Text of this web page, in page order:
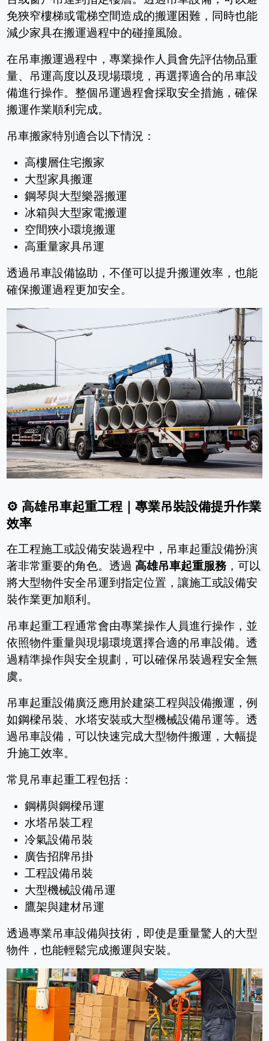
免狹窄樓梯或電梯空間造成的搬運困難，同時也能
減少家具在搬運過程中的碰撞風險。
在吊車搬運過程中，專業操作人員會先評估物品重
量、吊運高度以及現場環境，再選擇適合的吊車設
備進行操作。整個吊運過程會採取安全措施，確保
搬運作業順利完成。
吊車搬家特別適合以下情況：
高樓層住宅搬家
大型家具搬運
鋼琴與大型樂器搬運
冰箱與大型家電搬運
空間狹小環境搬運
高重量家具吊運
透過吊車設備協助，不僅可以提升搬運效率，也能
確保搬運過程更加安全。
⚙ ️高雄吊車起重工程｜專業吊裝設備提升作業
效率
在工程施工或設備安裝過程中，吊車起重設備扮演
著非常重要的角色。透過 高雄吊車起重服務 ，可以
將大型物件安全吊運到指定位置，讓施工或設備安
裝作業更加順利。
吊車起重工程通常會由專業操作人員進行操作，並
依照物件重量與現場環境選擇合適的吊車設備。透
過精準操作與安全規劃，可以確保吊裝過程安全無
虞。
吊車起重設備廣泛應用於建築工程與設備搬運，例
如鋼樑吊裝、水塔安裝或大型機械設備吊運等。透
過吊車設備，可以快速完成大型物件搬運，大幅提
升施工效率。
常見吊車起重工程包括：
鋼構與鋼樑吊運
水塔吊裝工程
冷氣設備吊裝
廣告招牌吊掛
工程設備吊裝
大型機械設備吊運
鷹架與建材吊運
透過專業吊車設備與技術，即使是重量驚人的大型
物件，也能輕鬆完成搬運與安裝。